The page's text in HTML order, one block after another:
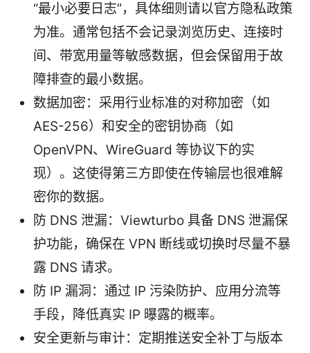
“最小必要日志”，具体细则请以官方隐私政策
为准。通常包括不会记录浏览历史、连接时
间、带宽用量等敏感数据，但会保留用于故
障排查的最小数据。
数据加密：采用行业标准的对称加密（如
AES-256）和安全的密钥协商（如
OpenVPN、WireGuard 等协议下的实
现）。这使得第三方即使在传输层也很难解
密你的数据。
防 DNS 泄漏：Viewturbo 具备 DNS 泄漏保
护功能，确保在 VPN 断线或切换时尽量不暴
露 DNS 请求。
防 IP 漏洞：通过 IP 污染防护、应用分流等
手段，降低真实 IP 曝露的概率。
安全更新与审计：定期推送安全补丁与版本